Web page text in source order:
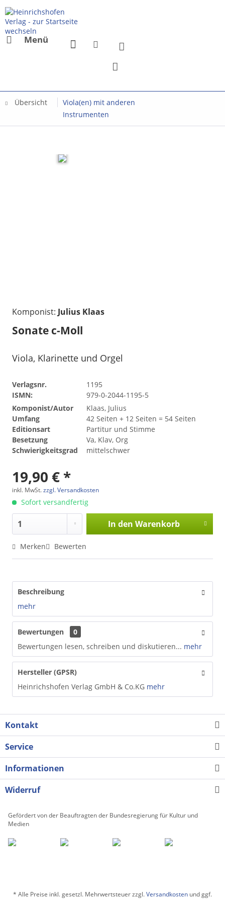
Menü
Übersicht
Viola(en) mit anderen
Instrumenten
Komponist: Julius Klaas
Sonate c-Moll
Viola, Klarinette und Orgel
Verlagsnr.
1195
ISMN:
979-0-2044-1195-5
Komponist/Autor
Klaas, Julius
Umfang
42 Seiten + 12 Seiten = 54 Seiten
Editionsart
Partitur und Stimme
Besetzung
Va, Klav, Org
Schwierigkeitsgrad
mittelschwer
19,90 € *
inkl. MwSt.zzgl. Versandkosten
Sofort versandfertig
In den Warenkorb
Merken Bewerten
Beschreibung
mehr
Bewertungen
0
Bewertungen lesen, schreiben und diskutieren... mehr
Hersteller (GPSR)
Heinrichshofen Verlag GmbH & Co.KG mehr
Kontakt
Service
Informationen
Widerruf
Gefördert von der Beauftragten der Bundesregierung für Kultur und
Medien
* Alle Preise inkl. gesetzl. Mehrwertsteuer zzgl.Versandkosten und ggf.